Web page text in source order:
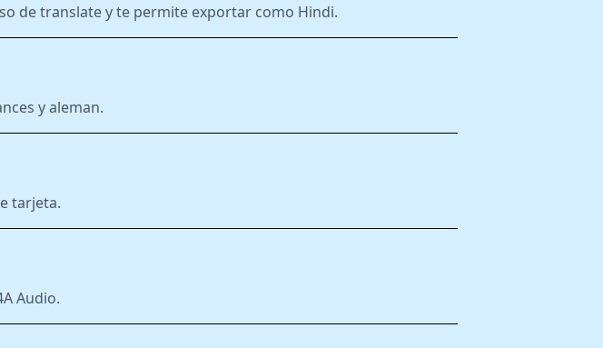
de translate y te permite exportar como Hindi.
y aleman.
tarjeta.
Audio.